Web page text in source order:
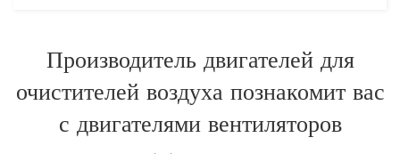
Производитель двигателей для
очистителей воздуха познакомит вас
с двигателями вентиляторов